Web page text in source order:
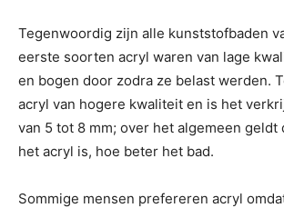
Tegenwoordig zijn alle kunststofbaden
eerste soorten acryl waren van lage
en bogen door zodra ze belast werden.
acryl van hogere kwaliteit en is het
van 5 tot 8 mm; over het algemeen geldt
het acryl is, hoe beter het bad.
Sommige mensen prefereren acryl